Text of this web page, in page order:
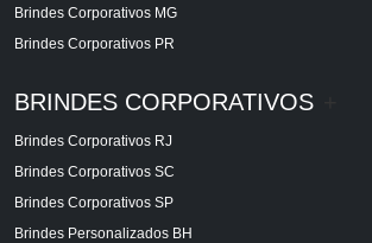
Brindes Corporativos MG
Brindes Corporativos PR
BRINDES CORPORATIVOS
Brindes Corporativos RJ
Brindes Corporativos SC
Brindes Corporativos SP
Brindes Personalizados BH